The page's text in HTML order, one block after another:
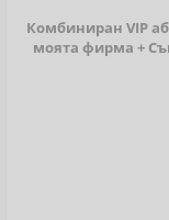
Комбиниран VIP
моята фирма +